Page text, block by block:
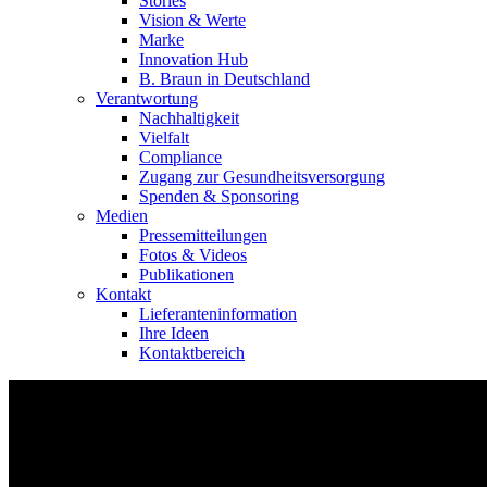
Vision & Werte
Marke
Innovation Hub
B. Braun in Deutschland
Verantwortung
Nachhaltigkeit
Vielfalt
Compliance
Zugang zur Gesundheitsversorgung
Spenden & Sponsoring
Medien
Pressemitteilungen
Fotos & Videos
Publikationen
Kontakt
Lieferanteninformation
Ihre Ideen
Kontaktbereich